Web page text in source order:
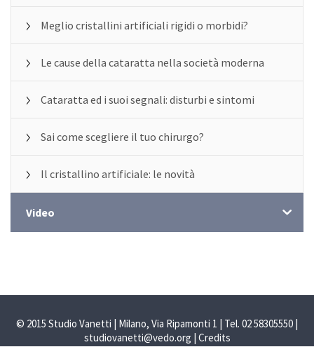
Meglio cristallini artificiali rigidi o morbidi?
Le cause della cataratta nella società moderna
Cataratta ed i suoi segnali: disturbi e sintomi
Sai come scegliere il tuo chirurgo?
Il cristallino artificiale: le novità
Video
© 2015 Studio Vanetti | Milano, Via Ripamonti 1 | Tel. 02 58305550 |
studiovanetti@vedo.org | Credits